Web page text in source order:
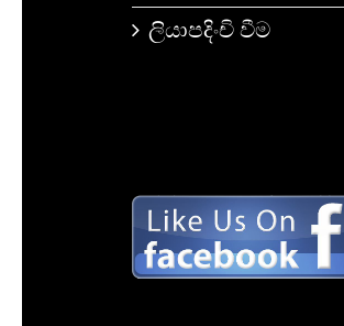
ලියාපදිංචි වීම